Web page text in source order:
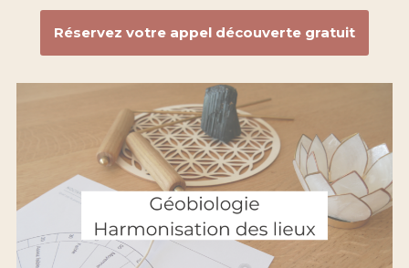
Réservez votre appel découverte gratuit